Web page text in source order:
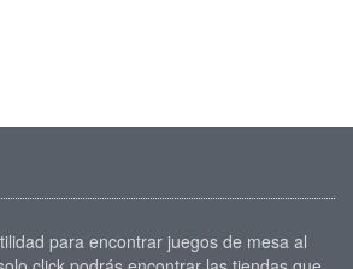
para encontrar juegos de mesa al